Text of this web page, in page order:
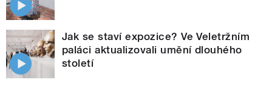
Jak se staví expozice? Ve Veletržním
paláci aktualizovali umění dlouhého
století